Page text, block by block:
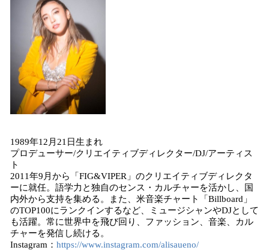
1989年12月21日生まれ
プロデューサー/クリエイティブディレクター/DJ/アーティス
ト
2011年9月から「FIG&VIPER」のクリエイティブディレクタ
ーに就任。語学力と独自のセンス・カルチャーを活かし、国
内外から支持を集める。また、米音楽チャート「Billboard」
のTOP100にランクインするなど、ミュージシャンやDJとして
も活躍。常に世界中を飛び回り、ファッション、音楽、カル
チャーを発信し続ける。
Instagram： https://www.instagram.com/alisaueno/